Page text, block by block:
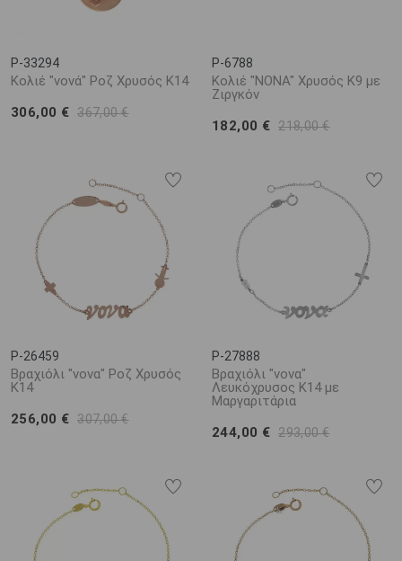
P-33294
Κολιέ "νονά" Ροζ Χρυσός Κ14
306,00 € 367,00 €
P-6788
Κολιέ "ΝΟΝΑ" Χρυσός Κ9 με
Ζιργκόν
182,00 € 218,00 €
P-26459
Βραχιόλι "νονα" Ροζ Χρυσός
Κ14
256,00 € 307,00 €
P-27888
Βραχιόλι "νονα"
Λευκόχρυσος Κ14 με
Μαργαριτάρια
244,00 € 293,00 €